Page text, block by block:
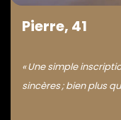
Pierre, 41
« Une simple
sincères ; bien plus